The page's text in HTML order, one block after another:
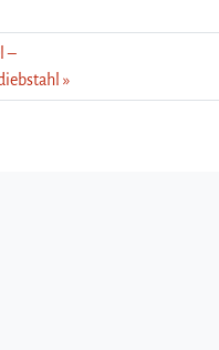
–